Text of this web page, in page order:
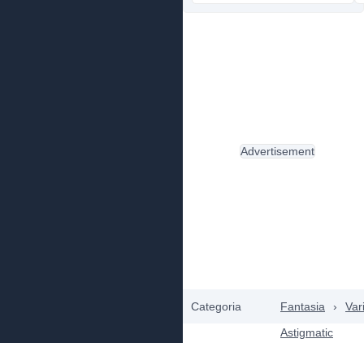
Categoria Fantasia ›
Astigmatic
Advertisement